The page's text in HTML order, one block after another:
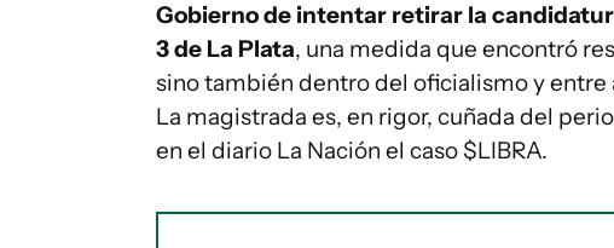
Gobierno de intentar retirar la
3 de La Plata, una medida que encontró
sino también dentro del oficialismo y entre
La magistrada es, en rigor, cuñada del
en el diario La Nación el caso $LIBRA.